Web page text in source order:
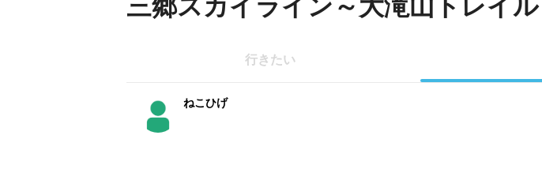
三郷スカイライン～大滝山トレイル
行きたい
ねこひげ